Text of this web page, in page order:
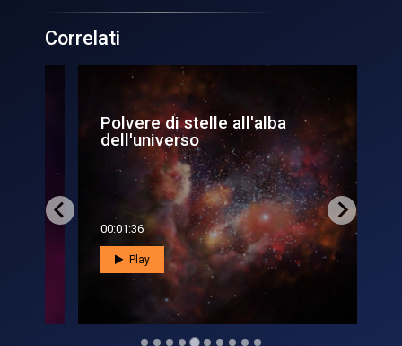
Correlati
Polvere di stelle all'alba
dell'universo
00:01:36
Play